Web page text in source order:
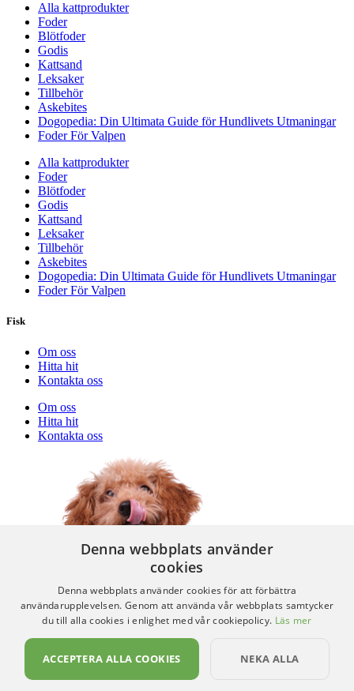
Alla kattprodukter
Foder
Blötfoder
Godis
Kattsand
Leksaker
Tillbehör
Askebites
Dogopedia: Din Ultimata Guide för Hundlivets Utmaningar
Foder För Valpen
Alla kattprodukter
Foder
Blötfoder
Godis
Kattsand
Leksaker
Tillbehör
Askebites
Dogopedia: Din Ultimata Guide för Hundlivets Utmaningar
Foder För Valpen
Fisk
Om oss
Hitta hit
Kontakta oss
Om oss
Hitta hit
Kontakta oss
Denna webbplats använder
cookies
Denna webbplats använder cookies för att förbättra
användarupplevelsen. Genom att använda vår webbplats samtycker
du till alla cookies i enlighet med vår cookiepolicy. Läs mer
ACCEPTERA ALLA COOKIES NEKA ALLA